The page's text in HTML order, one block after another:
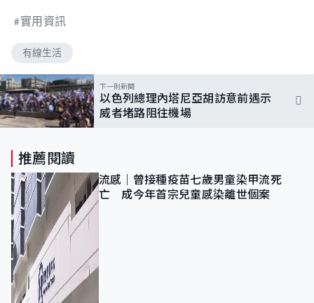
實用資訊
有線生活
下一則新聞
以色列總理內塔尼亞胡訪意前遇示
威者堵路阻往機場
推薦閱讀
流感｜曾接種疫苗七歲男童染甲流死
亡 成今年首宗兒童感染離世個案